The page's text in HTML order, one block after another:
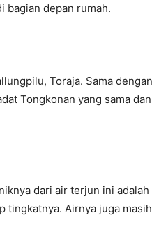
bagian depan rumah.
Toraja. Sama dengan
Tongkonan yang sama dan
dari air terjun ini adalah
tingkatnya. Airnya juga masih